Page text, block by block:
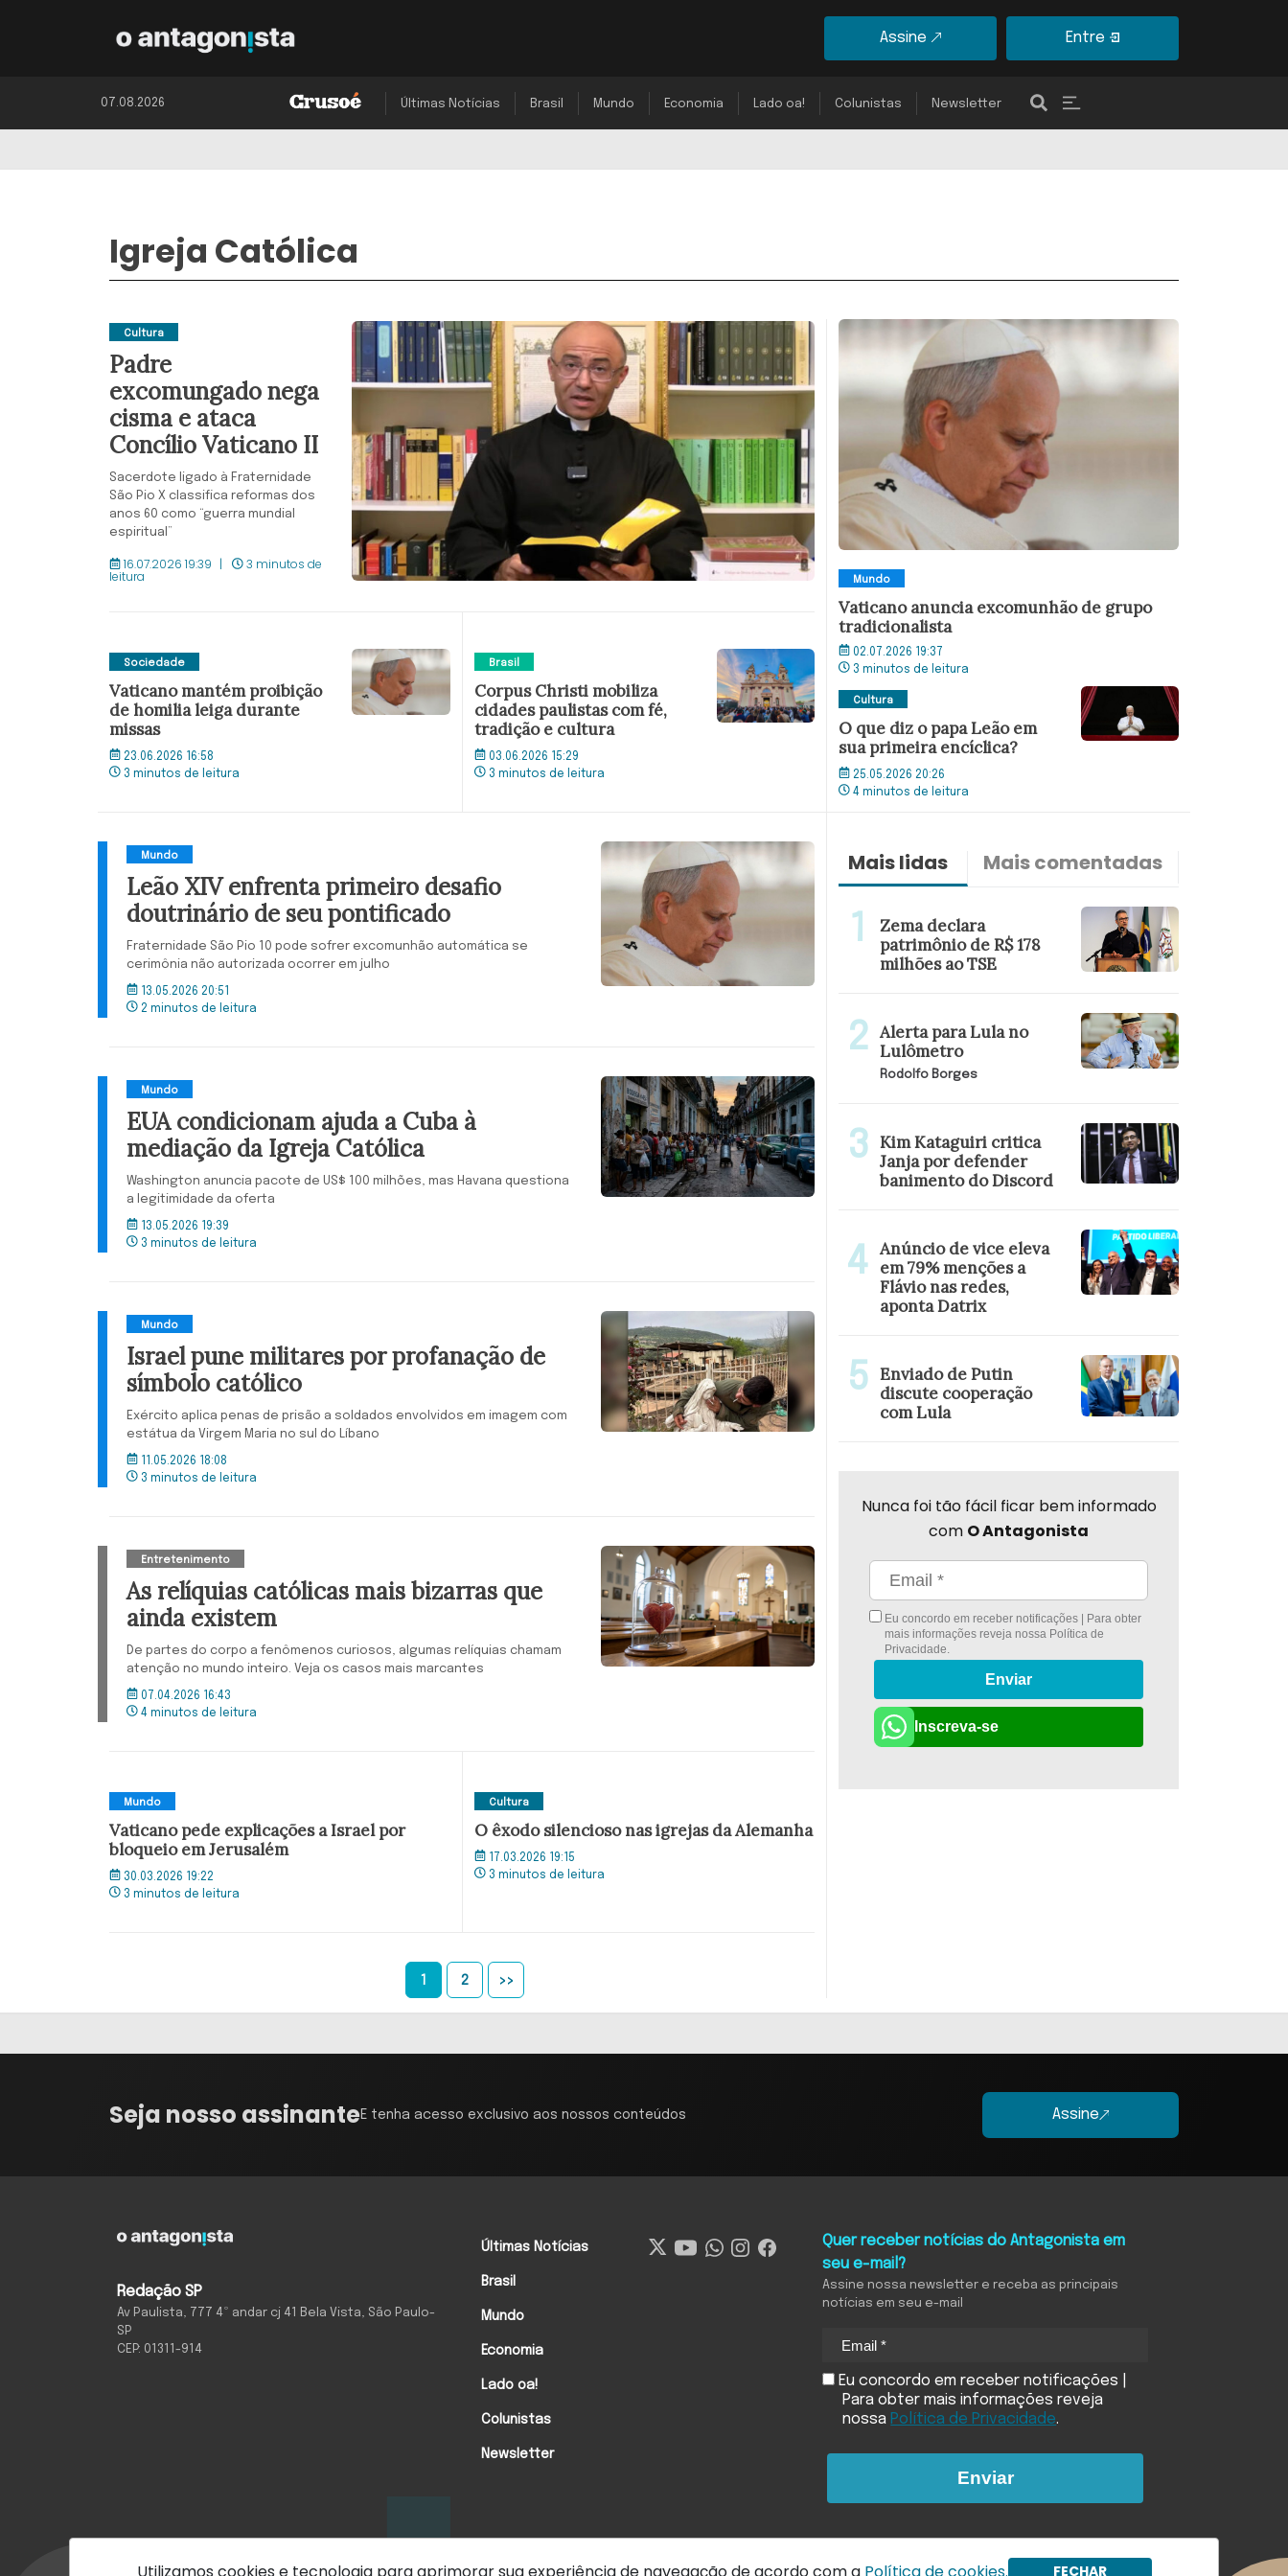
Assine Entre
07.08.2026 Últimas Notícias Brasil Mundo Economia Lado oa! Colunistas Newsletter
Igreja Católica
Cultura
Padre
excomungado nega
cisma e ataca
Concílio Vaticano II
Sacerdote ligado à Fraternidade
São Pio X classifica reformas dos
anos 60 como “guerra mundial
espiritual”
16.07.2026 19:39 3 minutos de
leitura
Sociedade
Vaticano mantém proibição
de homilia leiga durante
missas
23.06.2026 16:58
3 minutos de leitura
Brasil
Corpus Christi mobiliza
cidades paulistas com fé,
tradição e cultura
03.06.2026 15:29
3 minutos de leitura
Mundo
Vaticano anuncia excomunhão de grupo
tradicionalista
02.07.2026 19:37
3 minutos de leitura
Cultura
O que diz o papa Leão em
sua primeira encíclica?
25.05.2026 20:26
4 minutos de leitura
Mundo
Leão XIV enfrenta primeiro desafio
doutrinário de seu pontificado
Fraternidade São Pio 10 pode sofrer excomunhão automática se
cerimônia não autorizada ocorrer em julho
13.05.2026 20:51
2 minutos de leitura
Mundo
EUA condicionam ajuda a Cuba à
mediação da Igreja Católica
Washington anuncia pacote de US$ 100 milhões, mas Havana questiona
a legitimidade da oferta
13.05.2026 19:39
3 minutos de leitura
Mundo
Israel pune militares por profanação de
símbolo católico
Exército aplica penas de prisão a soldados envolvidos em imagem com
estátua da Virgem Maria no sul do Líbano
11.05.2026 18:08
3 minutos de leitura
Entretenimento
As relíquias católicas mais bizarras que
ainda existem
De partes do corpo a fenômenos curiosos, algumas relíquias chamam
atenção no mundo inteiro. Veja os casos mais marcantes
07.04.2026 16:43
4 minutos de leitura
Mundo
Vaticano pede explicações a Israel por
bloqueio em Jerusalém
30.03.2026 19:22
3 minutos de leitura
Cultura
O êxodo silencioso nas igrejas da Alemanha
17.03.2026 19:15
3 minutos de leitura
1 2 >>
Mais lidas Mais comentadas
Zema declara
patrimônio de R$ 178
milhões ao TSE
Alerta para Lula no
Lulômetro
Rodolfo Borges
Kim Kataguiri critica
Janja por defender
banimento do Discord
Anúncio de vice eleva
em 79% menções a
Flávio nas redes,
aponta Datrix
Enviado de Putin
discute cooperação
com Lula
Nunca foi tão fácil ficar bem informado
com O Antagonista
Eu concordo em receber notificações | Para obter
mais informações reveja nossa Política de
Privacidade.
Enviar
Inscreva-se
Utilizamos cookies e tecnologia para aprimorar sua experiência de navegação de acordo com a Política de cookies. FECHAR
Seja nosso assinanteE tenha acesso exclusivo aos nossos conteúdos Assine
Redação SP
Av Paulista, 777 4º andar cj 41 Bela Vista, São Paulo-
SP
CEP: 01311-914
Últimas Notícias
Brasil
Mundo
Economia
Lado oa!
Colunistas
Newsletter
Quer receber notícias do Antagonista em
seu e-mail?
Assine nossa newsletter e receba as principais
notícias em seu e-mail
Eu concordo em receber notificações |
Para obter mais informações reveja
nossaPolítica de Privacidade.
Enviar
Com inteligência e